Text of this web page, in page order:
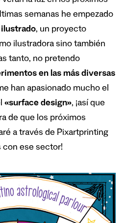
semanas he empezado
, un proyecto
ilustradora sino también
tanto, no pretendo
en las más diversas
han apasionado mucho el
«surface design», ¡así que
de que los próximos
a través de Pixartprinting
con ese sector!